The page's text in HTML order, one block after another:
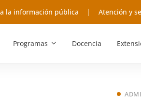
la información pública Atención y
Programas Docencia